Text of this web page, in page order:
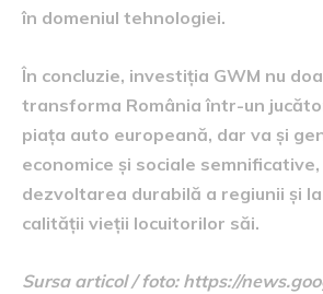
în domeniul tehnologiei.
În concluzie, investiția GWM nu
transforma România într-un
piața auto europeană, dar va și
economice și sociale
dezvoltarea durabilă a regiunii și
calității vieții locuitorilor săi.
Sursa articol / foto: https://